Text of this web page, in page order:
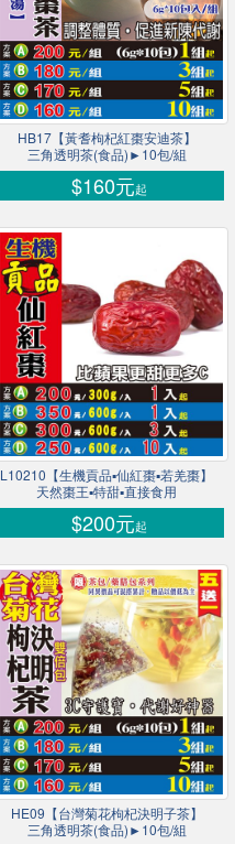
HB17【黃耆枸杞紅棗安迪茶】
三角透明茶(食品)►10包/組
$160元起
L10210【生機貢品▪仙紅棗▪若羌棗】
天然棗王▪特甜▪直接食用
$200元起
HE09【台灣菊花枸杞決明子茶】
三角透明茶(食品)►10包/組